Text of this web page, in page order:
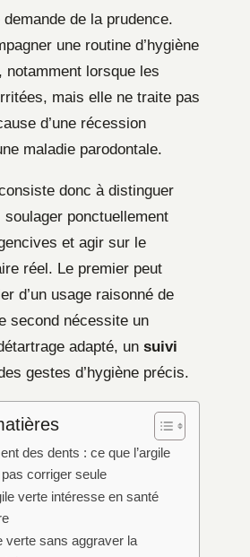
demande de la prudence.
une routine d’hygiène
notamment lorsque les
mais elle ne traite pas
d’une récession
maladie parodontale.
donc à distinguer
ponctuellement
et agir sur le
réel. Le premier peut
d’un usage raisonné de
second nécessite un
adapté, un suivi
gestes d’hygiène précis.
des dents : ce que l’argile
corriger seule
verte intéresse en santé
verte sans aggraver la